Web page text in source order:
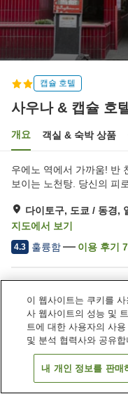
캡슐 호텔
사우나 & 캡슐 호
개요 객실 & 숙박 상품
우에노 역에서 가까움! 반
보이는 노천탕. 당신의 피
다이토구, 도쿄 / 동경,
지도에서 보기
4.3 훌륭함 이용 후기
사우나
노천탕 (온천)
이 웹사이트는 쿠키를
사 웹사이트의 성능 및
트에 대한 사용자의 사
및 분석 협력사와 공유합
내 개인 정보를 판매